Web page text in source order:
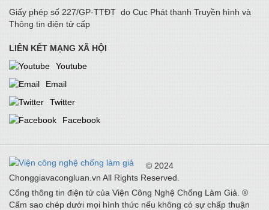
Tận dụng nguồn lực thúc đẩy tăng trưởng xanh
5G & Internet tốc độ cao thúc đẩy công nghiệp CNTT, AI cho
tương lai
PSI tổ chức thành công ĐHĐCĐ thường niên 2026: Tăng tốc
chuyển đổi, kiến tạo động lực tăng trưởng mới
22/04/2026
Giấy phép số 227/GP-TTĐT do Cục Phát thanh Truyền hình và
Thông tin điện tử cấp
LIÊN KẾT MẠNG XÃ HỘI
Youtube
Email
Twitter
Facebook
© 2024
Chonggiavacongluan.vn All Rights Reserved.
Cổng thông tin điện tử của Viện Công Nghệ Chống Làm Giả. ®
Cấm sao chép dưới mọi hình thức nếu không có sự chấp thuận